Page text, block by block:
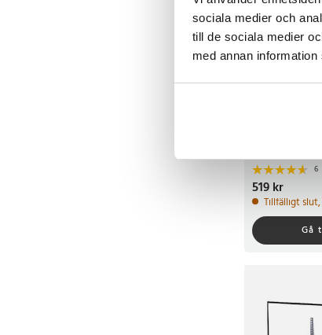
sociala medier och
till de sociala medier
med annan
6
Pris :519 kr
519 kr
Tillfälligt
Gå